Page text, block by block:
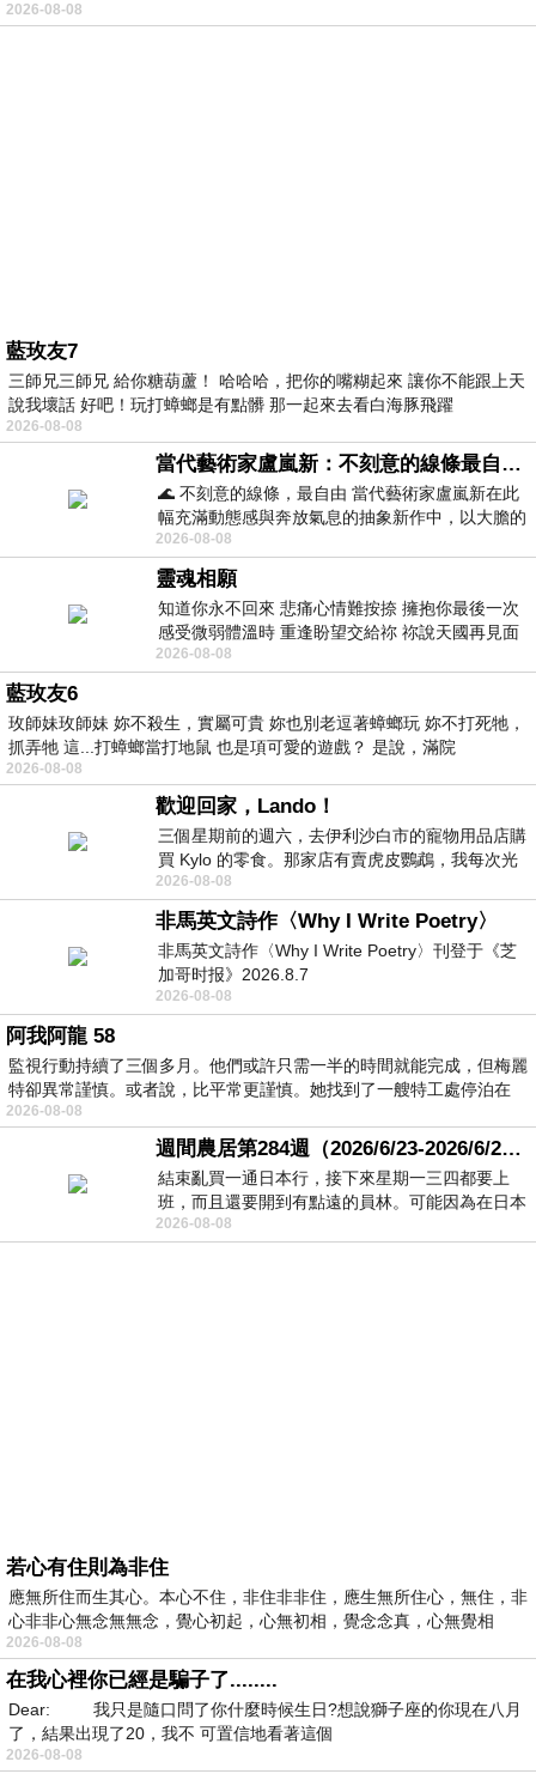
2026-08-08
藍玫友7
三師兄三師兄 給你糖葫蘆！ 哈哈哈，把你的嘴糊起來 讓你不能跟上天
說我壞話 好吧！玩打蟑螂是有點髒 那一起來去看白海豚飛躍
2026-08-08
當代藝術家盧嵐新：不刻意的線條最自由，讓色彩流動、筆觸自己說話
🌊 不刻意的線條，最自由 當代藝術家盧嵐新在此
幅充滿動態感與奔放氣息的抽象新作中，以大膽的
藍色顏料在白色畫布上揮灑、壓印與流淌
2026-08-08
靈魂相願
知道你永不回來 悲痛心情難按捺 擁抱你最後一次
感受微弱體溫時 重逢盼望交給祢 祢說天國再見面
此刻忍淚說別離 他日靈魂再
2026-08-08
藍玫友6
玫師妹玫師妹 妳不殺生，實屬可貴 妳也別老逗著蟑螂玩 妳不打死牠，
抓弄牠 這...打蟑螂當打地鼠 也是項可愛的遊戲？ 是說，滿院
2026-08-08
歡迎回家，Lando！
三個星期前的週六，去伊利沙白市的寵物用品店購
買 Kylo 的零食。那家店有賣虎皮鸚鵡，我每次光
顧都會去看一下。他們偶爾會引進 C
2026-08-08
非馬英文詩作〈Why I Write Poetry〉
非馬英文詩作〈Why I Write Poetry〉刊登于《芝
加哥时报》2026.8.7
2026-08-08
阿我阿龍 58
監視行動持續了三個多月。他們或許只需一半的時間就能完成，但梅麗
特卻異常謹慎。或者說，比平常更謹慎。她找到了一艘特工處停泊在
2026-08-08
週間農居第284週（2026/6/23-2026/6/24) 夏至 金黃稻浪洋溢豐收喜悅
結束亂買一通日本行，接下來星期一三四都要上
班，而且還要開到有點遠的員林。可能因為在日本
花不少錢，星期一出門上班時，心裡沒有一
2026-08-08
若心有住則為非住
應無所住而生其心。本心不住，非住非非住，應生無所住心，無住，非
心非非心無念無無念，覺心初起，心無初相，覺念念真，心無覺相
2026-08-08
在我心裡你已經是騙子了........
Dear: 我只是隨口問了你什麼時候生日?想說獅子座的你現在八月
了，結果出現了20，我不 可置信地看著這個
2026-08-08